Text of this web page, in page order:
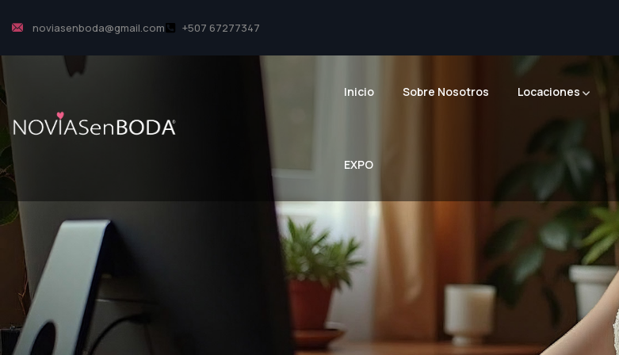
noviasenboda@gmail.com +507 67277347
Inicio Sobre Nosotros Locaciones
EXPO